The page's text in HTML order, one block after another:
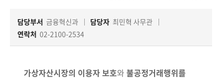
담당부서 금융혁신과 담당자 최민혁 사무관
연락처 02-2100-2534
가상자산시장의 이용자 보호와 불공정거래행위를